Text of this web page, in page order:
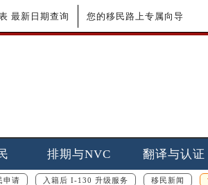
最新日期查询 您的移民路上专属向导
排期与NVC 翻译与认证
申请 入籍后 I-130 升级服务 移民新闻